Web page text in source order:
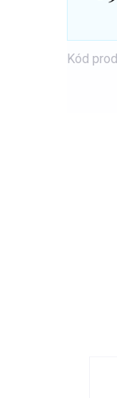
Kód